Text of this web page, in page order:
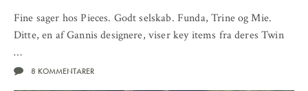
Fine sager hos Pieces. Godt selskab. Funda, Trine og Mie.
Ditte, en af Gannis designere, viser key items fra deres Twin
…
8 KOMMENTARER